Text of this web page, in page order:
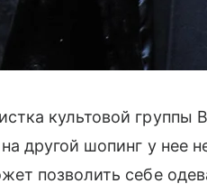
культовой
другой шопинг у нее
позволить себе